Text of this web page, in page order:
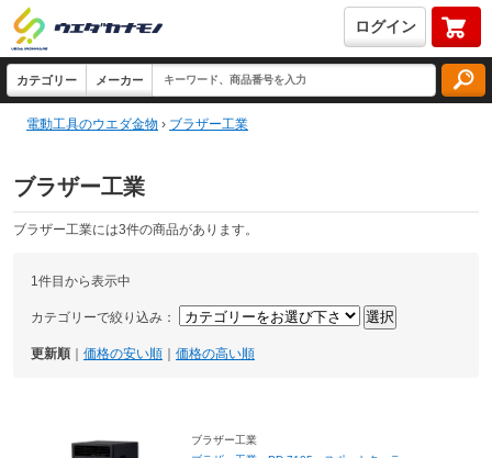
ログイン
電動工具のウエダ金物 › ブラザー工業
ブラザー工業
ブラザー工業には3件の商品があります。
1件目から表示中
カテゴリーで絞り込み：
更新順 価格の安い順 価格の高い順
ブラザー工業